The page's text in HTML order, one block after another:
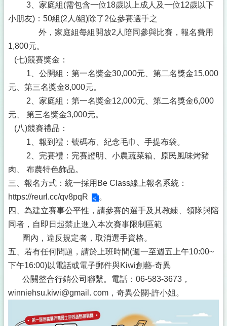
3、家庭組(需包含一位18歲以上成人及一位12歲以下
小朋友)：50組(2人/組)除了2位參賽選手之
外，家庭組每組開放2人陪同參與比賽，報名費用
1,800元。
(七)競賽獎金：
1、公開組：第一名獎金30,000元、第二名獎金15,000
元、第三名獎金8,000元。
2、家庭組：第一名獎金12,000元、第二名獎金6,000
元、 第三名獎金3,000元。
(八)競賽禮品：
1、報到禮：號碼布、紀念毛巾、手提布袋。
2、完賽禮：完賽證明、小農蔬菜箱、原民風味烤豬
肉、 布農特色飾品。
三、報名方式：統一採用Be Class線上報名系統：
https://reurl.cc/qv8pqR
。
四、為建立賽事公平性，請參賽的選手及其教練、領隊與陪
同者，自即日起禁止進入本次賽事限制區範
圍內，違反規定者，取消選手資格。
五、若有任何問題，請於上班時間(週一至週五上午10:00~
下午16:00)以電話或電子郵件與Kiwi創藝-奇異
公關整合行銷公司聯繫。電話：06-583-3673，
winniehsu.kiwi@gmail. com，奇異公關-許小姐。